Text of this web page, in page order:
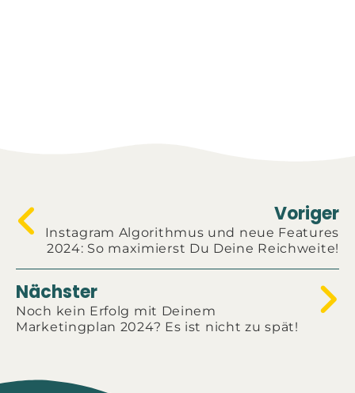
Voriger
Instagram Algorithmus und neue Features
2024: So maximierst Du Deine Reichweite!
Nächster
Noch kein Erfolg mit Deinem
Marketingplan 2024? Es ist nicht zu spät!